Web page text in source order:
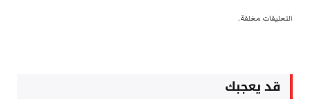
التعليقات مغلقة.
قد يعجبك